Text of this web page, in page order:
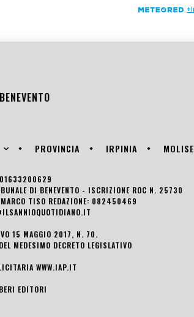
BENEVENTO
PROVINCIA IRPINIA MOLISE
01633200629
DI BENEVENTO - ISCRIZIONE ROC N. 25730
MARCO TISO REDAZIONE: 082450469
15 MAGGIO 2017, N. 70.
MEDESIMO DECRETO LEGISLATIVO
WWW.IAP.IT
EDITORI